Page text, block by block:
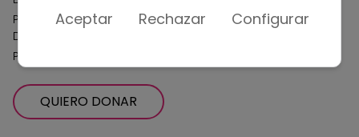
Política del Sistema Interno de Información Canal de
Denuncias
Política de Serguidad de la Información
QUIERO DONAR
Aceptar Rechazar Configurar